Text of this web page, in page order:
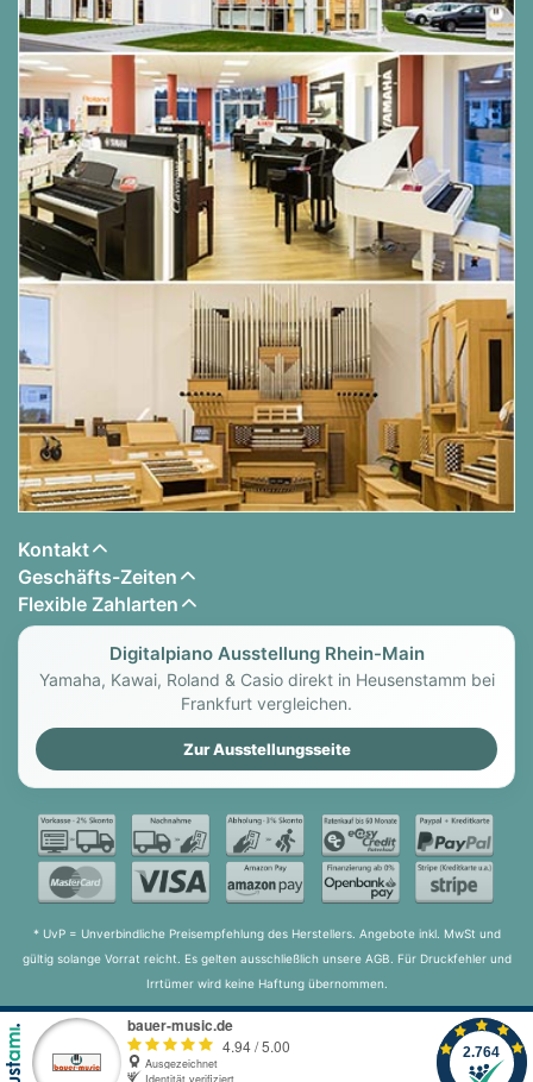
Kontakt
Geschäfts-Zeiten
Flexible Zahlarten
Digitalpiano Ausstellung Rhein-Main
Yamaha, Kawai, Roland & Casio direkt in Heusenstamm bei
Frankfurt vergleichen.
Zur Ausstellungsseite
* UvP = Unverbindliche Preisempfehlung des Herstellers. Angebote inkl. MwSt und
gültig solange Vorrat reicht. Es gelten ausschließlich unsere AGB. Für Druckfehler und
Irrtümer wird keine Haftung übernommen.